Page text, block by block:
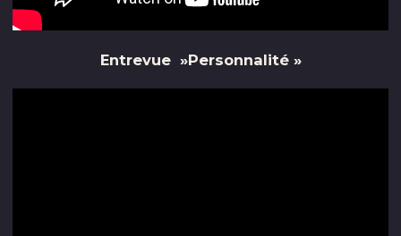
Entrevue »Personnalité »